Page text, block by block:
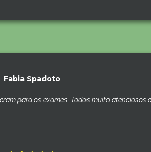
Fabia Spadoto
para os exames. Todos muito atenciosos